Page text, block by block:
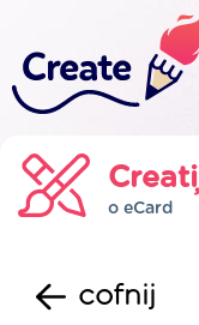
Creați
o eCard
cofnij